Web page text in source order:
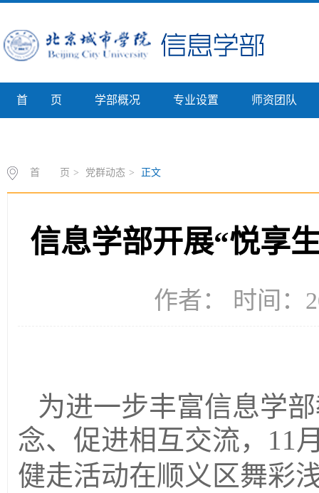
首 页 学部概况 专业设置 师资团队
首 页 > 党群动态 > 正文
信息学部开展“悦享
作者： 时间：
为进一步丰富信息学
念、促进相互交流， 11
健走活动在顺义区舞彩